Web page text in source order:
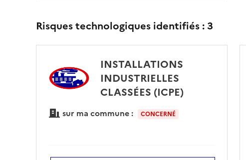
Risques technologiques identifiés :3
INSTALLATIONS
INDUSTRIELLES
CLASSÉES (ICPE)
sur ma commune : CONCERNÉ